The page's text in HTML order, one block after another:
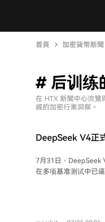
首頁 加密貨幣新聞
# 后训练
在 HTX 新聞中心流覽
威的加密行業洞察。
DeepSeek V4正
7月31日，DeepSeek
在多项基准测试中已